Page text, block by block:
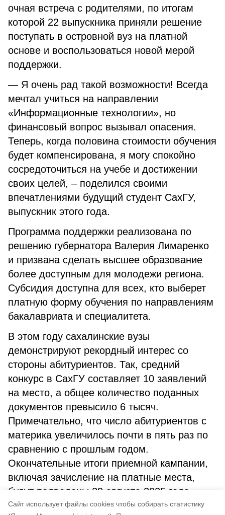
Cайт использует файлы cookies чтобы собирать статистику
очная встреча с родителями, по итогам
которой 22 выпускника приняли решение
поступать в островной вуз на платной
основе и воспользоваться новой мерой
поддержки.
— Я очень рад такой возможности! Всегда
мечтал учиться на направлении
«Информационные технологии», но
финансовый вопрос вызывал опасения.
Теперь, когда половина стоимости обучения
будет компенсирована, я могу спокойно
сосредоточиться на учебе и достижении
своих целей, – поделился своими
впечатлениями будущий студент СахГУ,
выпускник этого года.
Программа поддержки реализована по
решению губернатора Валерия Лимаренко
и призвана сделать высшее образование
более доступным для молодежи региона.
Субсидия доступна для всех, кто выберет
платную форму обучения по направлениям
бакалавриата и специалитета.
В этом году сахалинские вузы
демонстрируют рекордный интерес со
стороны абитуриентов. Так, средний
конкурс в СахГУ составляет 10 заявлений
на место, а общее количество поданных
документов превысило 6 тысяч.
Примечательно, что число абитуриентов с
материка увеличилось почти в пять раз по
сравнению с прошлым годом.
Окончательные итоги приемной кампании,
включая зачисление на платные места,
будут подведены 29 августа 2025 года.